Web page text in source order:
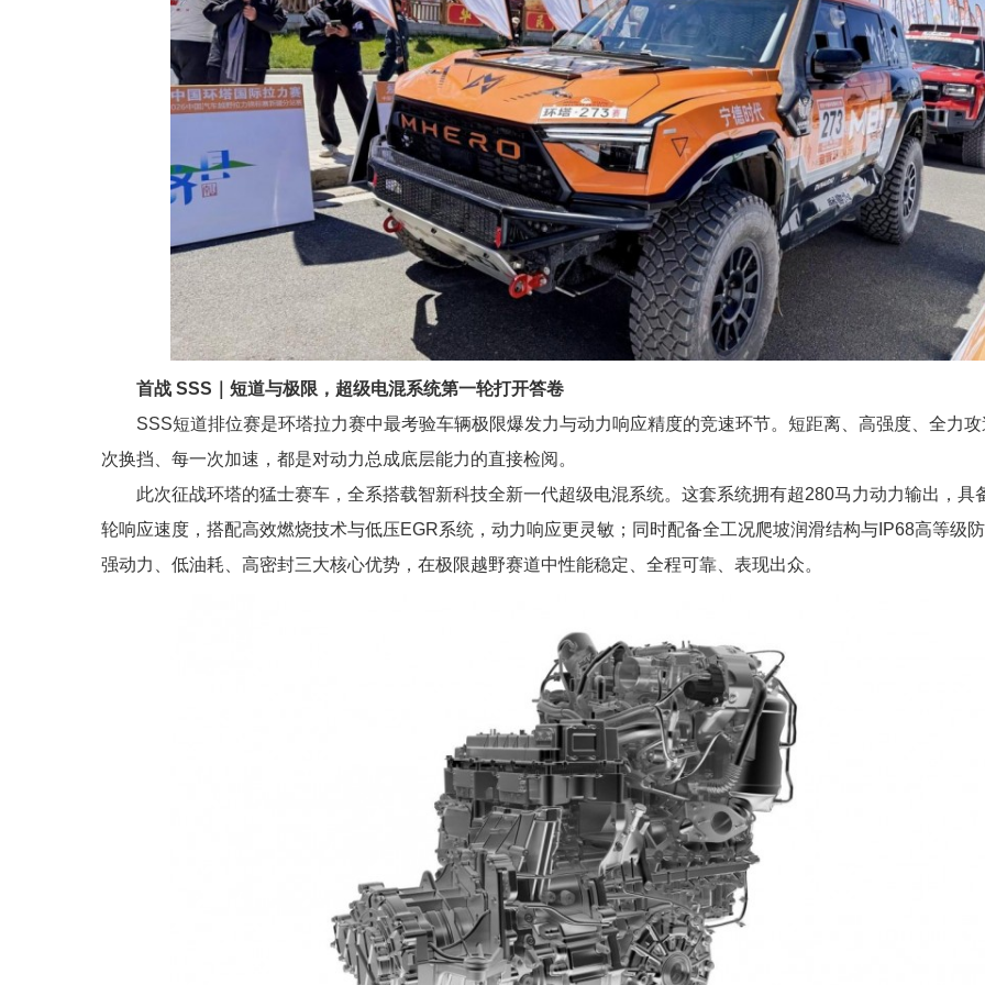
首战 SSS｜短道与极限， 超级电混系统第一轮打开答卷
SSS短道排位赛是环塔拉力赛中最考验车辆极限爆发力与动力响应精度的竞速环节。短距离、高强度、全力
次换挡、每一次加速，都是对动力总成底层能力的直接检阅。
此次征战环塔的猛士赛车，全系搭载智新科技全新一代超级电混系统。这套系统拥有超280马力动力输出，具
轮响应速度，搭配高效燃烧技术与低压EGR系统，动力响应更灵敏；同时配备全工况爬坡润滑结构与IP68高等级
强动力、低油耗、高密封三大核心优势，在极限越野赛道中性能稳定、全程可靠、表现出众。